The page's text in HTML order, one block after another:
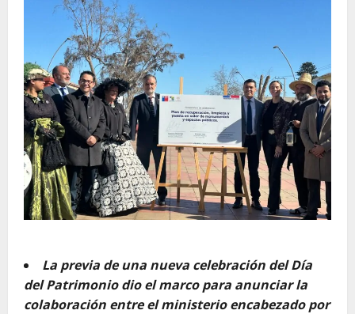
La previa de una nueva celebración del Día
del Patrimonio dio el marco para anunciar la
colaboración entre el ministerio encabezado por